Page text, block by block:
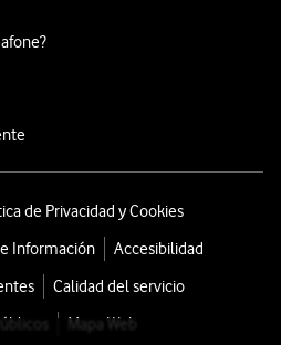
de Privacidad y Cookies
Información
Accesibilidad
Calidad del servicio
Mapa Web